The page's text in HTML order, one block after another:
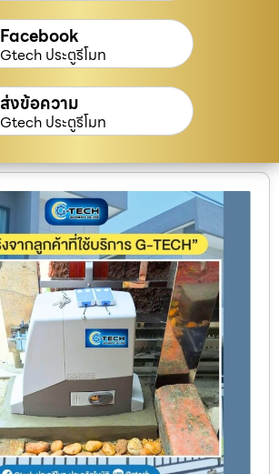
Facebook
Gtech ประตูรีโมท
ส่งข้อความ
Gtech ประตูรีโมท